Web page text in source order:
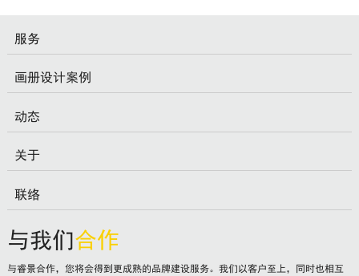
服务
画册设计案例
动态
关于
联络
与我们合作
与睿景合作，您将会得到更成熟的品牌建设服务。我们以客户至上，同时也相互